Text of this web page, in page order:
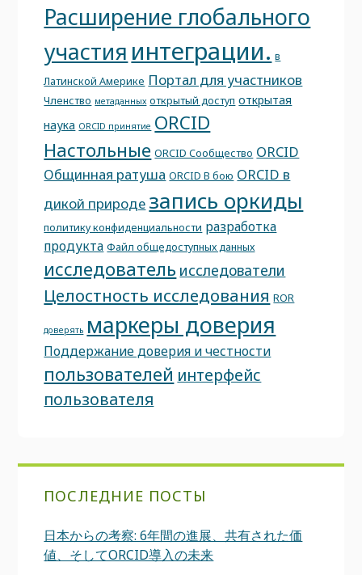
Расширение глобального
участия интеграции. в
Латинской Америке Портал для участников
Членство метаданных открытый доступ открытая
наука ORCID принятие ORCID
Настольные ORCID Сообщество ORCID
Общинная ратуша ORCID В бою ORCID в
дикой природе запись оркиды
политику конфиденциальности разработка
продукта Файл общедоступных данных
исследователь исследователи
Целостность исследования ROR
доверять маркеры доверия
Поддержание доверия и честности
пользователей интерфейс
пользователя
ПОСЛЕДНИЕ ПОСТЫ
日本からの考察: 6年間の進展、共有された価
値、そしてORCID導入の未来